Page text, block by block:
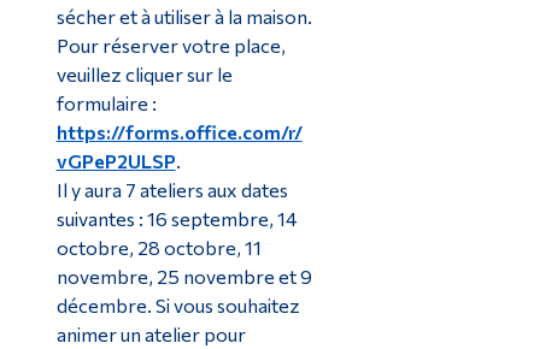
sécher et à utiliser à la maison.
Pour réserver votre place,
veuillez cliquer sur le
formulaire :
https://forms.office.com/r/
vGPeP2ULSP.
Il y aura 7 ateliers aux dates
suivantes : 16 septembre, 14
octobre, 28 octobre, 11
novembre, 25 novembre et 9
décembre. Si vous souhaitez
animer un atelier pour